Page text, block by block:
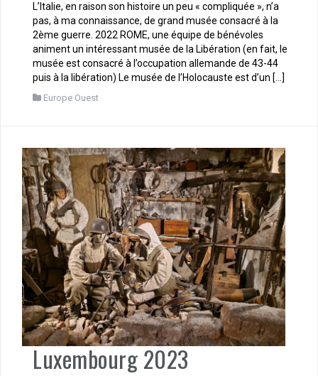
L’Italie, en raison son histoire un peu « compliquée », n’a
pas, à ma connaissance, de grand musée consacré à la
2ème guerre. 2022 ROME, une équipe de bénévoles
animent un intéressant musée de la Libération (en fait, le
musée est consacré à l’occupation allemande de 43-44
puis à la libération) Le musée de l’Holocauste est d’un […]
Europe Ouest
Luxembourg 2023